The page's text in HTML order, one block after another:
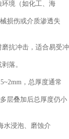
境（如化工、海
损伤或介质渗透失
磨抗冲击，适合易受冲
落。
，总厚度通常
层叠加后总厚度仍小
水浸泡、磨蚀介